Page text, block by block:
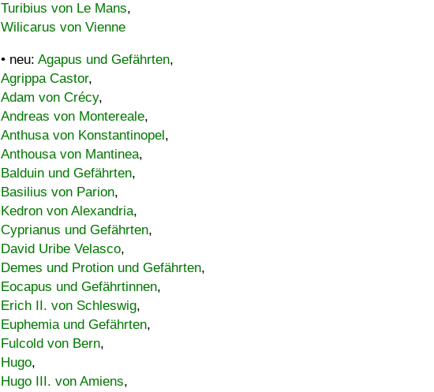
Turibius von Le Mans,
Wilicarus von Vienne
• neu: Agapus und Gefährten,
Agrippa Castor,
Adam von Crécy,
Andreas von Montereale,
Anthusa von Konstantinopel,
Anthousa von Mantinea,
Balduin und Gefährten,
Basilius von Parion,
Kedron von Alexandria,
Cyprianus und Gefährten,
David Uribe Velasco,
Demes und Protion und Gefährten,
Eocapus und Gefährtinnen,
Erich II. von Schleswig,
Euphemia und Gefährten,
Fulcold von Bern,
Hugo,
Hugo III. von Amiens,